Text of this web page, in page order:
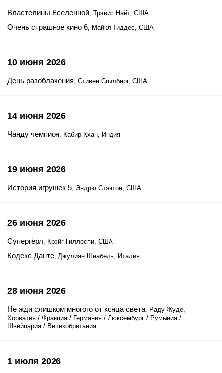
Властелины Вселенной, Трэвис Найт, США
Очень страшное кино 6, Майкл Тиддес, США
10 июня 2026
День разоблачения, Стивен Спилберг, США
14 июня 2026
Чанду чемпион, Кабир Кхан, Индия
19 июня 2026
История игрушек 5, Эндрю Стэнтон, США
26 июня 2026
Супергёрл, Крэйг Гиллеспи, США
Кодекс Данте, Джулиан Шнабель, Италия
28 июня 2026
Не жди слишком многого от конца света, Раду Жуде,
Хорватия / Франция / Германия / Люксембург / Румыния /
Швейцария / Великобритания
1 июля 2026